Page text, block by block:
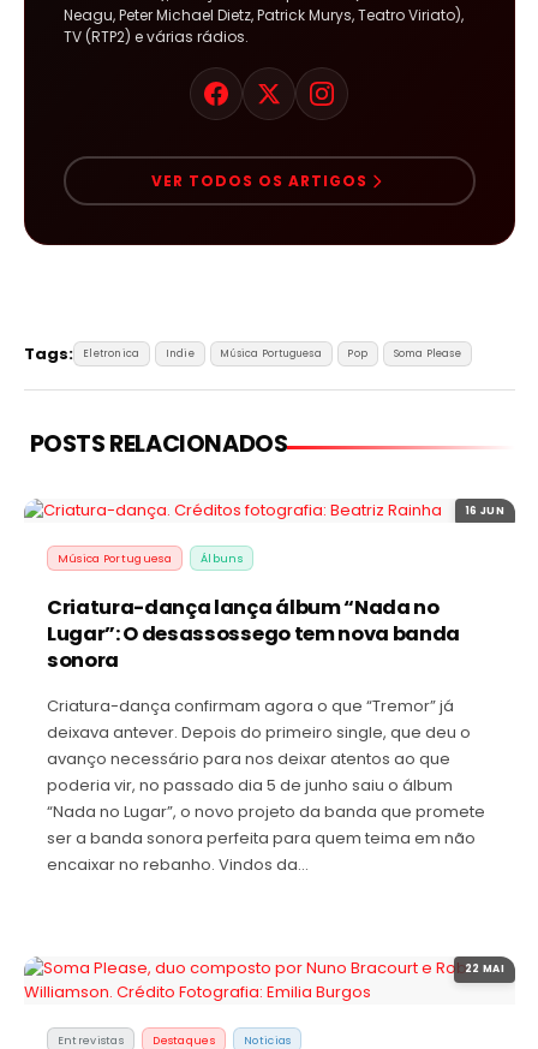
Neagu, Peter Michael Dietz, Patrick Murys, Teatro Viriato),
TV (RTP2) e várias rádios.
VER TODOS OS ARTIGOS
Tags: Eletronica Indie Música Portuguesa Pop Soma Please
POSTS RELACIONADOS
16 JUN
Música Portuguesa Álbuns
Criatura-dança lança álbum “Nada no
Lugar”: O desassossego tem nova banda
sonora
Criatura-dança confirmam agora o que “Tremor” já
deixava antever. Depois do primeiro single, que deu o
avanço necessário para nos deixar atentos ao que
poderia vir, no passado dia 5 de junho saiu o álbum
“Nada no Lugar”, o novo projeto da banda que promete
ser a banda sonora perfeita para quem teima em não
encaixar no rebanho. Vindos da…
22 MAI
Entrevistas Destaques Noticias